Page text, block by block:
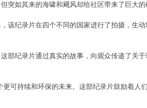
突如其来的海啸和飓风却给社区带来了巨大的
该纪录片在四个不同的国家进行了拍摄，生动
部纪录片通过真实的故事，向观众传递了关
可持续和环保的未来。这部纪录片鼓励着人